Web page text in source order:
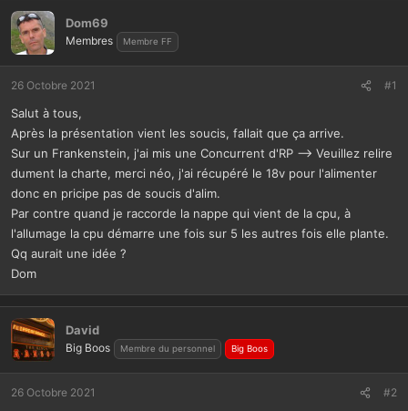
u
r
d
l
d
i
s
c
s
i
o
d
e
Dom69
Membres Membre FF
26 Octobre 2021 #1
Salut à tous,
Après la présentation vient les soucis, fallait que ça arrive.
Sur un Frankenstein, j'ai mis une Concurrent d'RP --> Veuillez relire
dument la charte, merci néo, j'ai récupéré le 18v pour l'alimenter
donc en pricipe pas de soucis d'alim.
Par contre quand je raccorde la nappe qui vient de la cpu, à
l'allumage la cpu démarre une fois sur 5 les autres fois elle plante.
Qq aurait une idée ?
Dom
David
Big Boos Membre du personnel Big Boos
26 Octobre 2021 #2